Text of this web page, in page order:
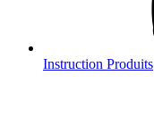
Instruction Produits